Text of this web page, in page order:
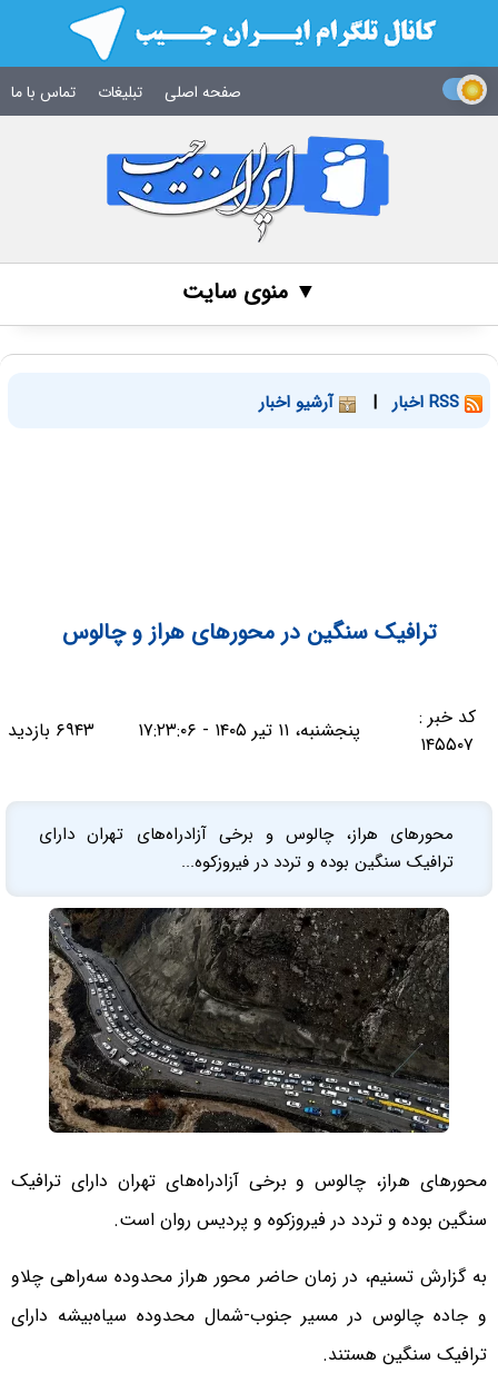
صفحه اصلی تبلیغات تماس با ما
▼ منوی سایت
| آرشیو اخبار
ترافیک سنگین در محورهای هراز و چالوس
کد خبر :
۱۴۵۵۰۷
پنجشنبه، ۱۱ تیر ۱۴۰۵ - ۱۷:۲۳:۰۶ ۶۹۴۳ بازدید
محورهای هراز، چالوس و برخی آزادراه‌های تهران دارای
ترافیک سنگین بوده و تردد در فیروزکوه...
محورهای هراز، چالوس و برخی آزادراه‌های تهران دارای ترافیک
سنگین بوده و تردد در فیروزکوه و پردیس روان است.
به گزارش تسنیم، در زمان حاضر محور هراز محدوده سه‌راهی چلاو
و جاده چالوس در مسیر جنوب-شمال محدوده سیاه‌بیشه دارای
ترافیک سنگین هستند.